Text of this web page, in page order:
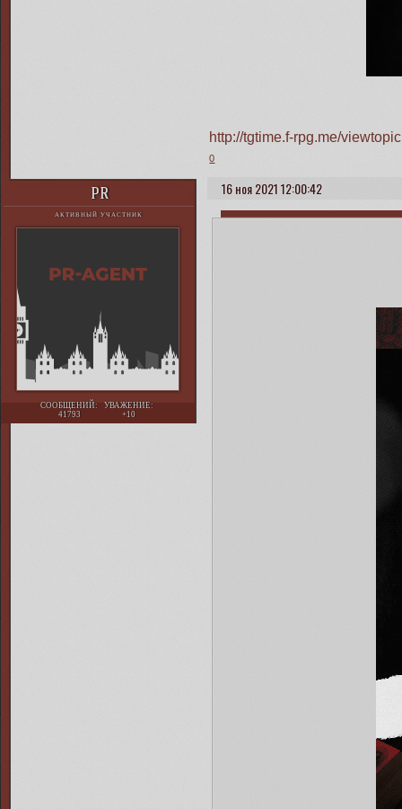
http://tgtime.f-rpg.me/
0
16 ноя 2021 12:00:42
PR
АКТИВНЫЙ УЧАСТНИК
СООБЩЕНИЙ:
41793
УВАЖЕНИЕ:
+10